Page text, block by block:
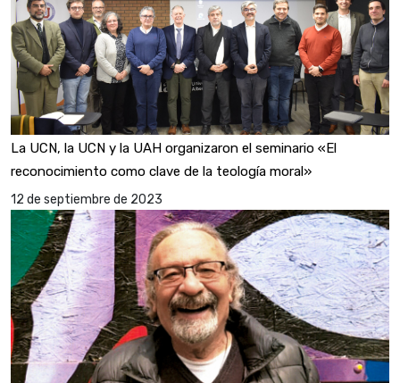
La UCN, la UCN y la UAH organizaron el seminario «El
reconocimiento como clave de la teología moral»
12 de septiembre de 2023